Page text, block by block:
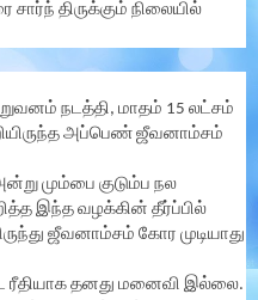
திருக்கும் நிலையில்
நடத்தி, மாதம் 15 லட்சம்
அப்பெண் ஜீவனாம்சம்
மும்பை குடும்ப நல
இந்த வழக்கின் தீர்ப்பில்
ஜீவனாம்சம் கோர முடியாது
தனது மனைவி இல்லை.